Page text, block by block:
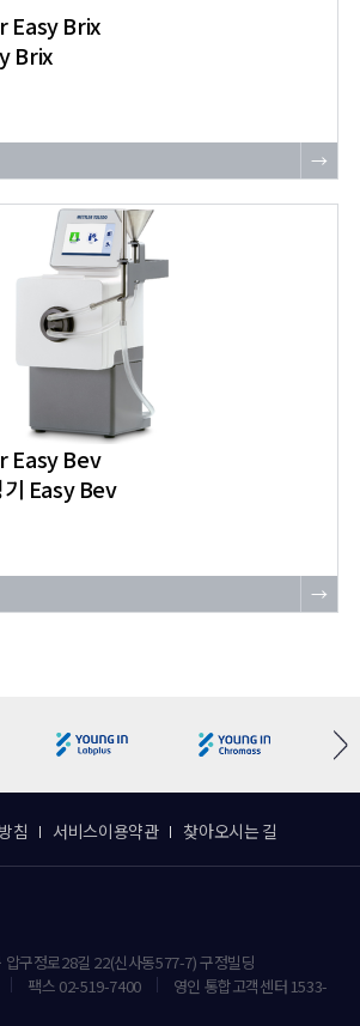
Brix
Brix
→
Bev
Easy Bev
→
침 서비스이용약관 찾아오시는 길
구정로28길 22(신사동577-7) 구정빌딩
팩스 02-519-7400
영인 통합고객센터 1533-